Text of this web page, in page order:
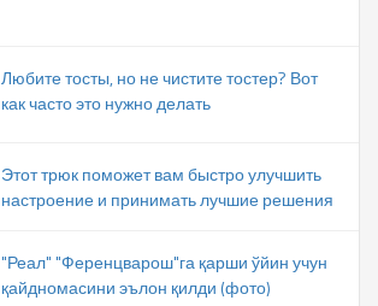
Любите тосты, но не чистите тостер? Вот
как часто это нужно делать
Этот трюк поможет вам быстро улучшить
настроение и принимать лучшие решения
"Реал" "Ференцварош"га қарши ўйин учун
қайдномасини эълон қилди (фото)